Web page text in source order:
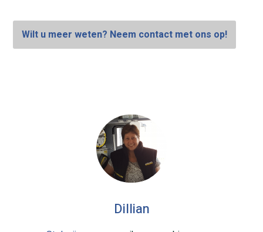
Wilt u meer weten? Neem contact met ons op!
Dillian